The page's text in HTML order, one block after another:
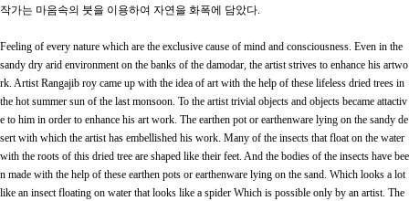
작가는 마음속의 붓을 이용하여 자연을 화폭에 담았다.
Feeling of every nature which are the exclusive cause of mind and consciousness. Even in the
sandy dry arid environment on the banks of the damodar, the artist strives to enhance his artwo
rk. Artist Rangajib roy came up with the idea of art with the help of these lifeless dried trees in
the hot summer sun of the last monsoon. To the artist trivial objects and objects became attactiv
e to him in order to enhance his art work. The earthen pot or earthenware lying on the sandy de
sert with which the artist has embellished his work. Many of the insects that float on the water
with the roots of this dried tree are shaped like their feet. And the bodies of the insects have bee
n made with the help of these earthen pots or earthenware lying on the sand. Which looks a lot
like an insect floating on water that looks like a spider Which is possible only by an artist. The